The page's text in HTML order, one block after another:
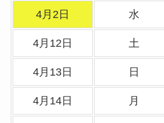
4月2日 水
4月12日 土
4月13日 日
4月14日 月